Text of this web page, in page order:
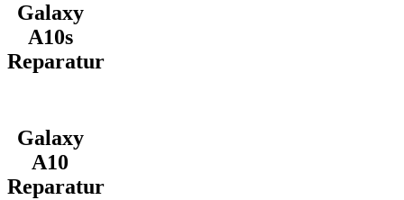
Galaxy
A10s
Reparatur
Galaxy
A10
Reparatur